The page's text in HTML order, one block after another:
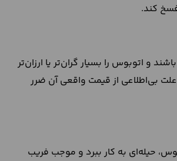
کند.
و اتوبوس را بسیار گران‌تر یا ارزان‌تر
بی‌اطلاعی از قیمت واقعی آن ضرر
حیله‌ای به کار ببرد و موجب فریب